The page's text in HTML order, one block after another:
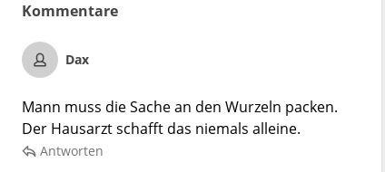
Kommentare
Dax
Mann muss die Sache an den Wurzeln packen.
Der Hausarzt schafft das niemals alleine.
Antworten